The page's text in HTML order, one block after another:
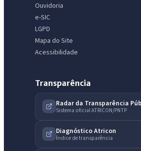
Ouvidoria
e-SIC
LGPD
Mapa do Site
Acessibilidade
Transparência
Radar da Transparência
Sistema oficial ATRICON/PNTP
Diagnóstico Atricon
Índice de transparência
IntGest AI
Assistente do Portal